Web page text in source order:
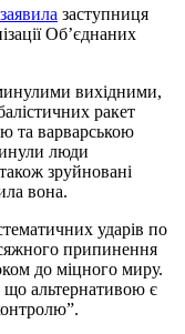
заявила заступниця
Об’єднаних
вихідними,
ракет
та варварською
люди
зруйновані
вона.
ударів по
припинення
до міцного миру.
альтернативою є